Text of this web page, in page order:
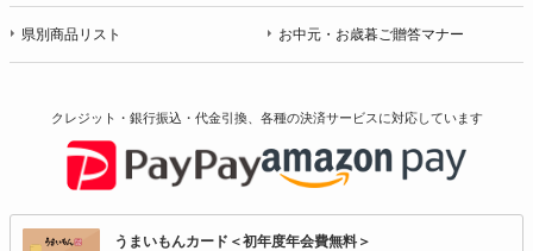
県別商品リスト お中元・お歳暮ご贈答マナー
クレジット・銀行振込・代金引換、各種の決済サービスに対応しています
うまいもんカード＜初年度年会費無料＞